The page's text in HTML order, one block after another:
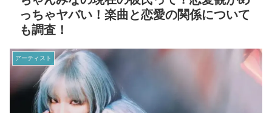
っちゃヤバい！楽曲と恋愛の関係について
も調査！
アーティスト